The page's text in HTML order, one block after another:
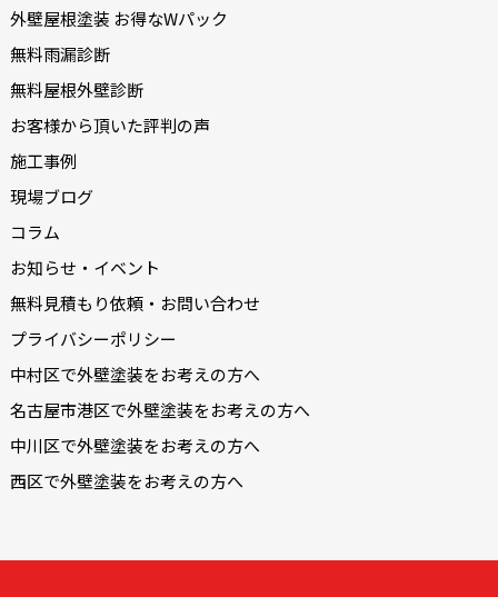
外壁屋根塗装 お得なWパック
無料雨漏診断
無料屋根外壁診断
お客様から頂いた評判の声
施工事例
現場ブログ
コラム
お知らせ・イベント
無料見積もり依頼・お問い合わせ
プライバシーポリシー
中村区で外壁塗装をお考えの方へ
名古屋市港区で外壁塗装をお考えの方へ
中川区で外壁塗装をお考えの方へ
西区で外壁塗装をお考えの方へ